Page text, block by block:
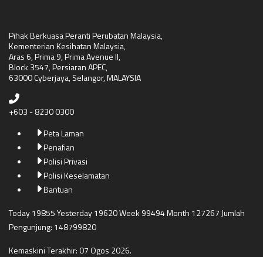
Pihak Berkuasa Peranti Perubatan Malaysia,
Kementerian Kesihatan Malaysia,
Aras 6, Prima 9, Prima Avenue II,
Block 3547, Persiaran APEC,
63000 Cyberjaya, Selangor, MALAYSIA
+603 - 8230 0300
Peta Laman
Penafian
Polisi Privasi
Polisi Keselamatan
Bantuan
Today 19855 Yesterday 19620 Week 99494 Month 127267 Jumlah
Pengunjung: 148799820
Kemaskini Terakhir: 07 Ogos 2026.